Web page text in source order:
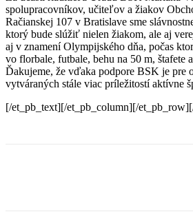
spolupracovníkov, učiteľov a žiakov
Račianskej 107 v Bratislave sme
ktorý bude slúžiť nielen žiakom, ale aj
aj v znamení Olympijského dňa, počas
vo florbale, futbale, behu na 50 m, štafete
Ďakujeme, že vďaka podpore BSK je pre
vytváraných stále viac príležitostí aktívne
[/et_pb_text][/et_pb_column][/